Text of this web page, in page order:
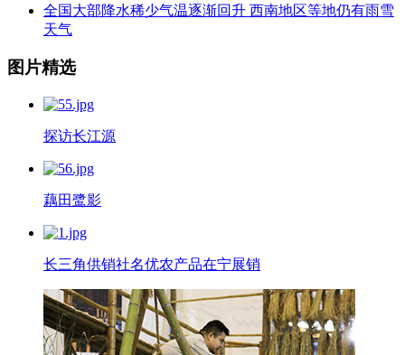
全国大部降水稀少气温逐渐回升 西南地区等地仍有雨雪
天气
图片精选
探访长江源
藕田鹭影
长三角供销社名优农产品在宁展销